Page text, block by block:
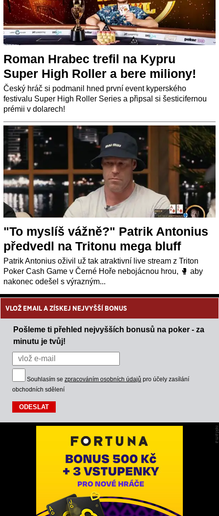
Roman Hrabec trefil na Kypru
Super High Roller a bere miliony!
Český hráč si podmanil hned první event kyperského
festivalu Super High Roller Series a připsal si šesticifernou
prémii v dolarech!
"To myslíš vážně?" Patrik Antonius
předvedl na Tritonu mega bluff
Patrik Antonius oživil už tak atraktivní live stream z Triton
Poker Cash Game v Černé Hoře nebojácnou hrou, 🥊️ aby
nakonec odešel s výrazným...
VLOŽ EMAIL A ZÍSKEJ NEJVYŠŠÍ BONUS
Pošleme ti přehled nejvyšších bonusů na poker - za
minutu je tvůj!
Souhlasím se zpracováním osobních údajů pro účely zasílání
obchodních sdělení